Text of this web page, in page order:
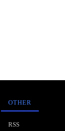
OTHER
RSS